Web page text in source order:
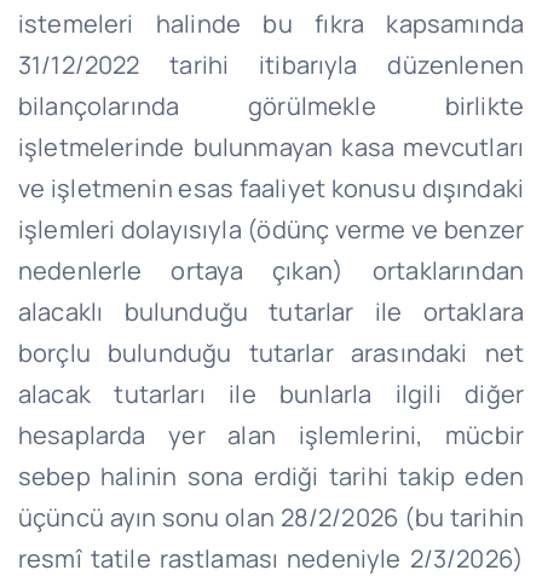
istemeleri halinde bu fıkra kapsamında
31/12/2022 tarihi itibarıyla düzenlenen
bilançolarında görülmekle birlikte
işletmelerinde bulunmayan kasa mevcutları
ve işletmenin esas faaliyet konusu dışındaki
işlemleri dolayısıyla (ödünç verme ve benzer
nedenlerle ortaya çıkan) ortaklarından
alacaklı bulunduğu tutarlar ile ortaklara
borçlu bulunduğu tutarlar arasındaki net
alacak tutarları ile bunlarla ilgili diğer
hesaplarda yer alan işlemlerini, mücbir
sebep halinin sona erdiği tarihi takip eden
üçüncü ayın sonu olan 28/2/2026 (bu tarihin
resmî tatile rastlaması nedeniyle 2/3/2026)